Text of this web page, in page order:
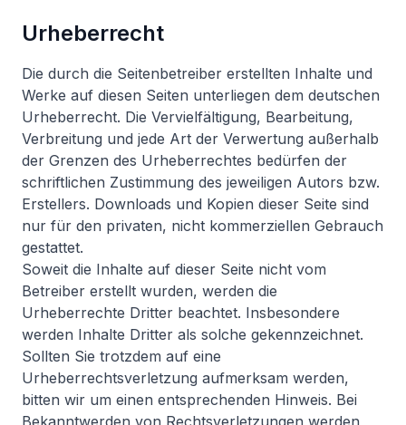
Urheberrecht
Die durch die Seitenbetreiber erstellten Inhalte und
Werke auf diesen Seiten unterliegen dem deutschen
Urheberrecht. Die Vervielfältigung, Bearbeitung,
Verbreitung und jede Art der Verwertung außerhalb
der Grenzen des Urheberrechtes bedürfen der
schriftlichen Zustimmung des jeweiligen Autors bzw.
Erstellers. Downloads und Kopien dieser Seite sind
nur für den privaten, nicht kommerziellen Gebrauch
gestattet.
Soweit die Inhalte auf dieser Seite nicht vom
Betreiber erstellt wurden, werden die
Urheberrechte Dritter beachtet. Insbesondere
werden Inhalte Dritter als solche gekennzeichnet.
Sollten Sie trotzdem auf eine
Urheberrechtsverletzung aufmerksam werden,
bitten wir um einen entsprechenden Hinweis. Bei
Bekanntwerden von Rechtsverletzungen werden